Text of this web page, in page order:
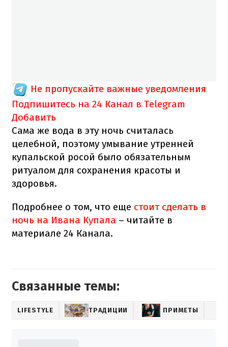
Не пропускайте важные уведомления
Подпишитесь на 24 Канал в Telegram
Добавить
Сама же вода в эту ночь считалась
целебной, поэтому умывание утренней
купальской росой было обязательным
ритуалом для сохранения красоты и
здоровья.
Подробнее о том, что еще стоит сделать в
ночь на Ивана Купала – читайте в
материале 24 Канала.
Связанные темы:
LIFESTYLE ТРАДИЦИИ ПРИМЕТЫ